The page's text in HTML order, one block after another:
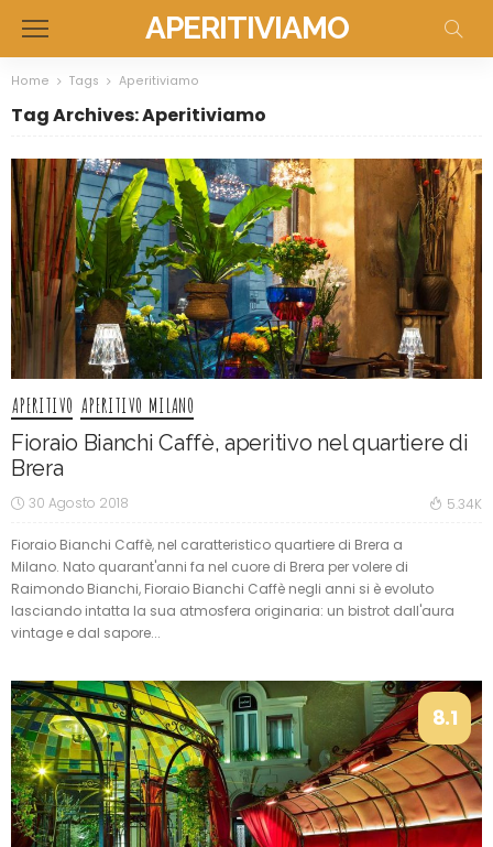
APERITIVIAMO
Home Tags Aperitiviamo
Tag Archives: Aperitiviamo
APERITIVO APERITIVO MILANO
Fioraio Bianchi Caffè, aperitivo nel quartiere di
Brera
30 Agosto 2018 5.34K
Fioraio Bianchi Caffè, nel caratteristico quartiere di Brera a
Milano. Nato quarant'anni fa nel cuore di Brera per volere di
Raimondo Bianchi, Fioraio Bianchi Caffè negli anni si è evoluto
lasciando intatta la sua atmosfera originaria: un bistrot dall'aura
vintage e dal sapore...
8.1